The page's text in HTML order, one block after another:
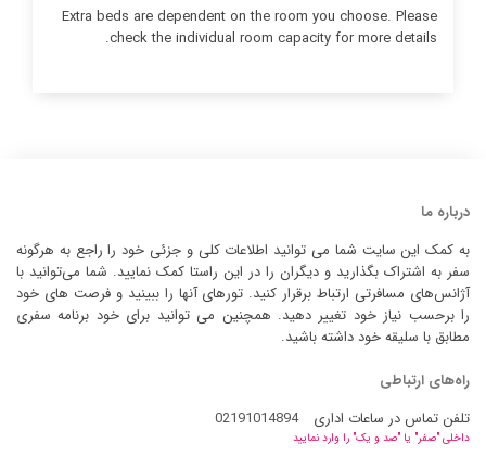
Extra beds are dependent on the room you choose. Please
check the individual room capacity for more details.
درباره ما
به کمک این سایت شما می توانید اطلاعات کلی و جزئی خود را راجع به هرگونه
سفر به اشتراک بگذارید و دیگران را در این راستا کمک نمایید. شما می‌توانید با
آژانس‌های مسافرتی ارتباط برقرار کنید. تورهای آنها را ببینید و فرصت های خود
را برحسب نیاز خود تغییر دهید. همچنین می توانید برای خود برنامه سفری
مطابق با سلیقه خود داشته باشید.
راه‌های ارتباطی
تلفن تماس در ساعات اداری
02191014894
داخلی "صفر" یا "صد و یک" را وارد نمایید